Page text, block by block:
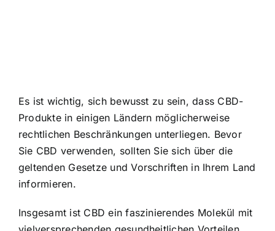
Es ist wichtig, sich bewusst zu sein, dass CBD-
Produkte in einigen Ländern möglicherweise
rechtlichen Beschränkungen unterliegen. Bevor
Sie CBD verwenden, sollten Sie sich über die
geltenden Gesetze und Vorschriften in Ihrem Land
informieren.
Insgesamt ist CBD ein faszinierendes Molekül mit